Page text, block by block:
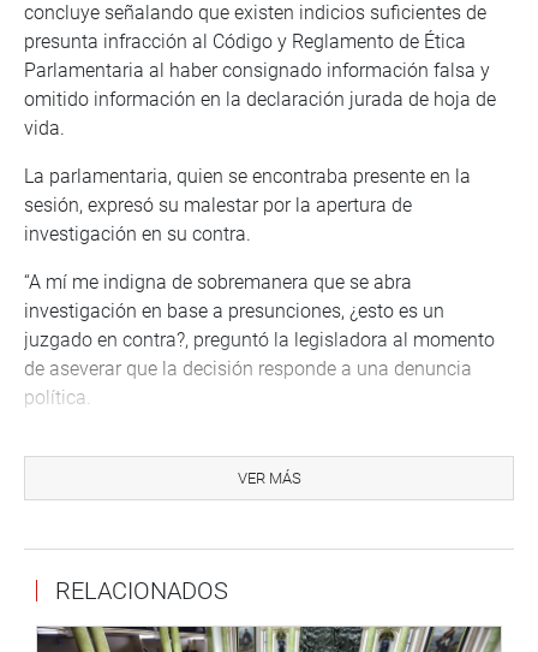
concluye señalando que existen indicios suficientes de
presunta infracción al Código y Reglamento de Ética
Parlamentaria al haber consignado información falsa y
omitido información en la declaración jurada de hoja de
vida.
La parlamentaria, quien se encontraba presente en la
sesión, expresó su malestar por la apertura de
investigación en su contra.
“A mí me indigna de sobremanera que se abra
investigación en base a presunciones, ¿esto es un
juzgado en contra?, preguntó la legisladora al momento
de aseverar que la decisión responde a una denuncia
política.
la sala, no sin antes expresar su rechazo por esa decisión.
“Tomaré las acciones necesarias porque lo más sagrado
Por unanimidad, Rambién fue aprobado el informe de
calificación respecto del caso del congresista Clayton
Flavio Galvan Vento (FP), el cual concluye que existen
VER MÁS
RELACIONADOS